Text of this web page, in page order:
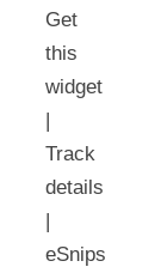
Get
this
widget
|
Track
details
|
eSnips